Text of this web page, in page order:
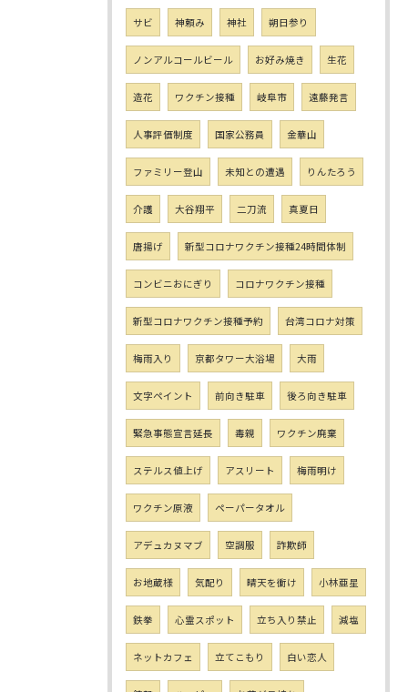
サビ 神頼み 神社 朔日参り
ノンアルコールビール お好み焼き 生花
造花 ワクチン接種 岐阜市 遠藤発言
人事評価制度 国家公務員 金華山
ファミリー登山 未知との遭遇 りんたろう
介護 大谷翔平 二刀流 真夏日
唐揚げ 新型コロナワクチン接種24時間体制
コンビニおにぎり コロナワクチン接種
新型コロナワクチン接種予約 台湾コロナ対策
梅雨入り 京都タワー大浴場 大雨
文字ペイント 前向き駐車 後ろ向き駐車
緊急事態宣言延長 毒親 ワクチン廃棄
ステルス値上げ アスリート 梅雨明け
ワクチン原液 ペーパータオル
アデュカヌマブ 空調服 詐欺師
お地蔵様 気配り 晴天を衝け 小林亜星
鉄拳 心霊スポット 立ち入り禁止 減塩
ネットカフェ 立てこもり 白い恋人